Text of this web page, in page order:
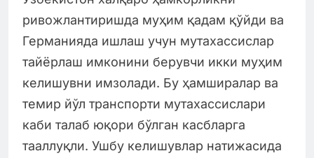
ривожлантиришда муҳим қадам қўйди ва
Германияда ишлаш учун мутахассислар
тайёрлаш имконини берувчи икки муҳим
келишувни имзолади. Бу ҳамширалар ва
темир йўл транспорти мутахассислари
каби талаб юқори бўлган касбларга
тааллуқли. Ушбу келишувлар натижасида